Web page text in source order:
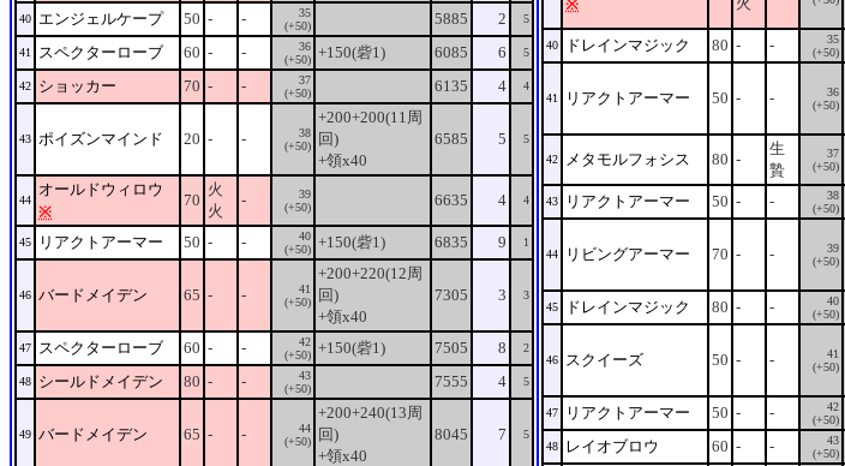
40 エンジェルケープ 50 - -
35
(+50)
5885 2 5
41 スペクターローブ 60 - -
36
(+50) +150(砦1) 6085 6 5
42 ショッカー 70 - -
37
(+50)
6135 4 4
43 ポイズンマインド 20 - -
38
(+50)
+200+200(11周
回)
+領x40
6585 5 5
44
オールドウィロウ
※
70
火
火
-
39
(+50)
6635 4 4
45 リアクトアーマー 50 - -
40
(+50) +150(砦1) 6835 9 1
46 バードメイデン 65 - -
41
(+50)
+200+220(12周
回)
+領x40
7305 3 3
47 スペクターローブ 60 - -
42
(+50) +150(砦1) 7505 8 2
48 シールドメイデン 80 - -
43
(+50)
7555 4 5
49 バードメイデン 65 - -
44
(+50)
+200+240(13周
回)
+領x40
8045 7 5
※
40 ドレインマジック 80 - -
35
(+50)
41 リアクトアーマー 50 - -
36
(+50)
42 メタモルフォシス 80 -
生
贄
37
(+50)
43 リアクトアーマー 50 - -
38
(+50)
44 リビングアーマー 70 - -
39
(+50)
45 ドレインマジック 80 - -
40
(+50)
46 スクイーズ 50 - -
41
(+50)
47 リアクトアーマー 50 - -
42
(+50)
48 レイオブロウ 60 - -
43
(+50)